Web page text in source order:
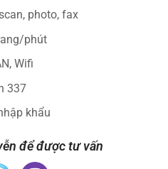
photo, fax
phút
Wifi
337
khẩu
để được tư vấn